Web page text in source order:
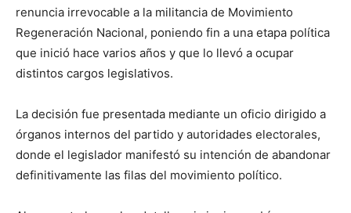
renuncia irrevocable a la militancia de Movimiento
Regeneración Nacional, poniendo fin a una etapa política
que inició hace varios años y que lo llevó a ocupar
distintos cargos legislativos.
La decisión fue presentada mediante un oficio dirigido a
órganos internos del partido y autoridades electorales,
donde el legislador manifestó su intención de abandonar
definitivamente las filas del movimiento político.